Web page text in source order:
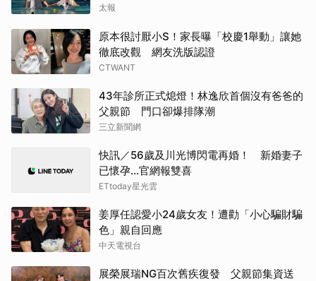
太報
原本很討厭小S！家長曝「校慶1舉動」讓她
徹底改觀 網友洗版認證
CTWANT
43年診所正式熄燈！林逸欣首個沒有爸爸的
父親節 門口卻爆排隊潮
三立新聞網
快訊／56歲及川光博閃電再婚！ 新婚妻子
已懷孕…官網報雙喜
ETtoday星光雲
姜厚任認愛小24歲女友！遭勸「小心騙財騙
色」親自回應
中天電視台
展榮展瑞NG百次舊疾復發 父親節集資送